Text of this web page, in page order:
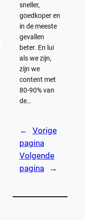
sneller,
goedkoper en
in de meeste
gevallen
beter. En lui
als we zijn,
zijn we
content met
80-90% van
de…
←
Vorige
pagina
Volgende
pagina
→